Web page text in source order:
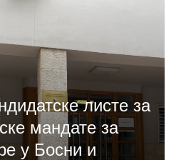
листе за
мандате за
у Босни и